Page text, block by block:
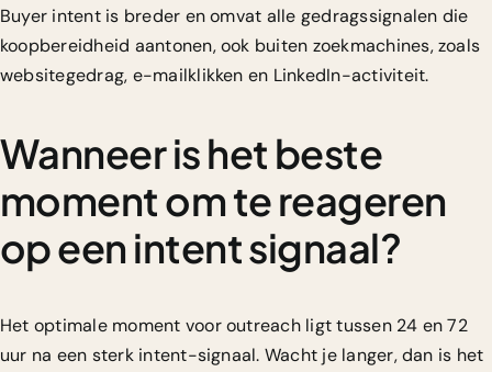
Buyer intent is breder en omvat alle gedragssignalen die
koopbereidheid aantonen, ook buiten zoekmachines, zoals
websitegedrag, e-mailklikken en LinkedIn-activiteit.
Wanneer is het beste
moment om te reageren
op een intent signaal?
Het optimale moment voor outreach ligt tussen 24 en 72
uur na een sterk intent-signaal. Wacht je langer, dan is het